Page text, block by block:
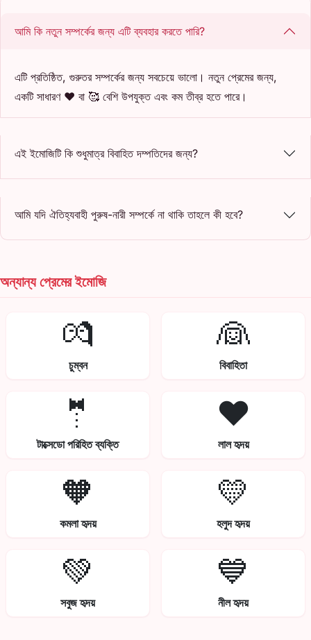
আমি কি নতুন সম্পর্কের জন্য এটি ব্যবহার করতে পারি?
এটি প্রতিষ্ঠিত, গুরুতর সম্পর্কের জন্য সবচেয়ে ভালো। নতুন প্রেমের জন্য,
একটি সাধারণ ❤️ বা 🥰 বেশি উপযুক্ত এবং কম তীব্র হতে পারে।
এই ইমোজিটি কি শুধুমাত্র বিবাহিত দম্পতিদের জন্য?
আমি যদি ঐতিহ্যবাহী পুরুষ-নারী সম্পর্কে না থাকি তাহলে কী হবে?
অন্যান্য প্রেমের ইমোজি
💏
চুম্বন
👰
বিবাহিতা
🤵
টাক্সেডো পরিহিত ব্যক্তি
❤️
লাল হৃদয়
🧡
কমলা হৃদয়
💛
হলুদ হৃদয়
💚
সবুজ হৃদয়
💙
নীল হৃদয়